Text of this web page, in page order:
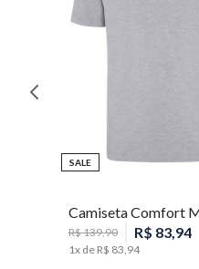
SALE
R$139,90 R$ 83,94
1x de R$ 83 94